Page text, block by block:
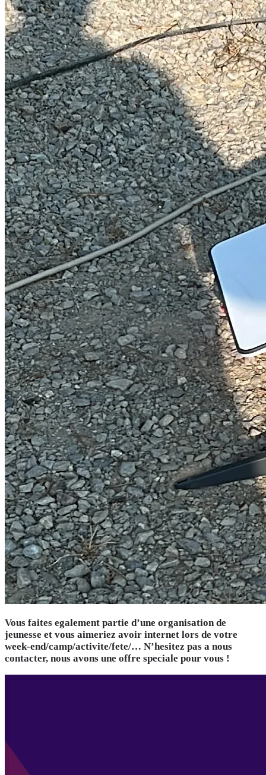
Vous faites egalement partie d’une organisation de
jeunesse et vous aimeriez avoir internet lors de votre
week-end/camp/activite/fete/… N’hesitez pas a nous
contacter, nous avons une offre speciale pour vous !